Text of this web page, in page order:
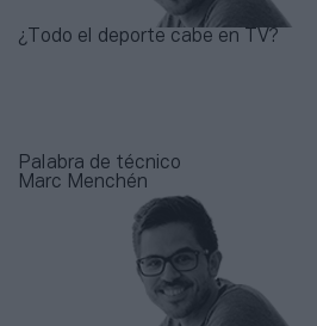
¿Todo el deporte cabe en TV?
Palabra de técnico
Marc Menchén